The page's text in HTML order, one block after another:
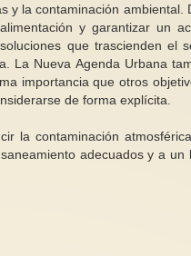
y la contaminación ambiental.
y garantizar un
que trascienden el
La Nueva Agenda Urbana
importancia que otros
de forma explícita.
la contaminación
adecuados y a un